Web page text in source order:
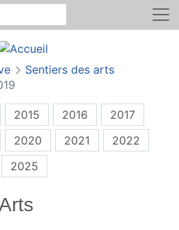
Sentiers des arts
2015 2016
2017
2020 2021
2022
2025